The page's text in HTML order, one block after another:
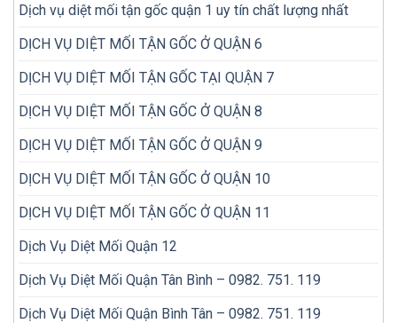
Dịch vụ diệt mối tận gốc quận 1 uy tín chất lượng nhất
DỊCH VỤ DIỆT MỐI TẬN GỐC Ở QUẬN 6
DỊCH VỤ DIỆT MỐI TẬN GỐC TẠI QUẬN 7
DỊCH VỤ DIỆT MỐI TẬN GỐC Ở QUẬN 8
DỊCH VỤ DIỆT MỐI TẬN GỐC Ở QUẬN 9
DỊCH VỤ DIỆT MỐI TẬN GỐC Ở QUẬN 10
DỊCH VỤ DIỆT MỐI TẬN GỐC Ở QUẬN 11
Dịch Vụ Diệt Mối Quận 12
Dịch Vụ Diệt Mối Quận Tân Bình – 0982. 751. 119
Dịch Vụ Diệt Mối Quận Bình Tân – 0982. 751. 119